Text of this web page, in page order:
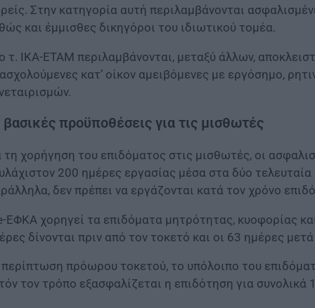
Στην κατηγορία αυτή περιλαμβάνονται
και έμμισθες δικηγόροι του ιδιωτικού τομέα.
τ. ΙΚΑ-ΕΤΑΜ περιλαμβάνονται, μεταξύ άλλων,
κατ’ οίκον αμειβόμενες με εργόσημο,
βασικές προϋποθέσεις για τις μισθωτές
τη χορήγηση του επιδόματος στις μισθωτές, οι
200 ημέρες εργασίας μέσα στα δύο
δεν πρέπει να εργάζονται κατά τον χρόνο
ΕΦΚΑ χορηγεί τα επιδόματα μητρότητας, κυοφορίας
δίνονται πριν από τον τοκετό και οι 63 ημέρες
πρόωρου τοκετού, το υπόλοιπο του
τον τρόπο εξασφαλίζεται η επιδότηση για συνολικά